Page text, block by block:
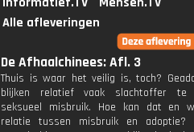
Alle afleveringen
De Afhaalchinees: Afl. 3
Thuis is waar het veilig is, toch?
blijken relatief vaak slachtoffer te
seksueel misbruik. Hoe kan dat en
relatie tussen misbruik en adoptie?